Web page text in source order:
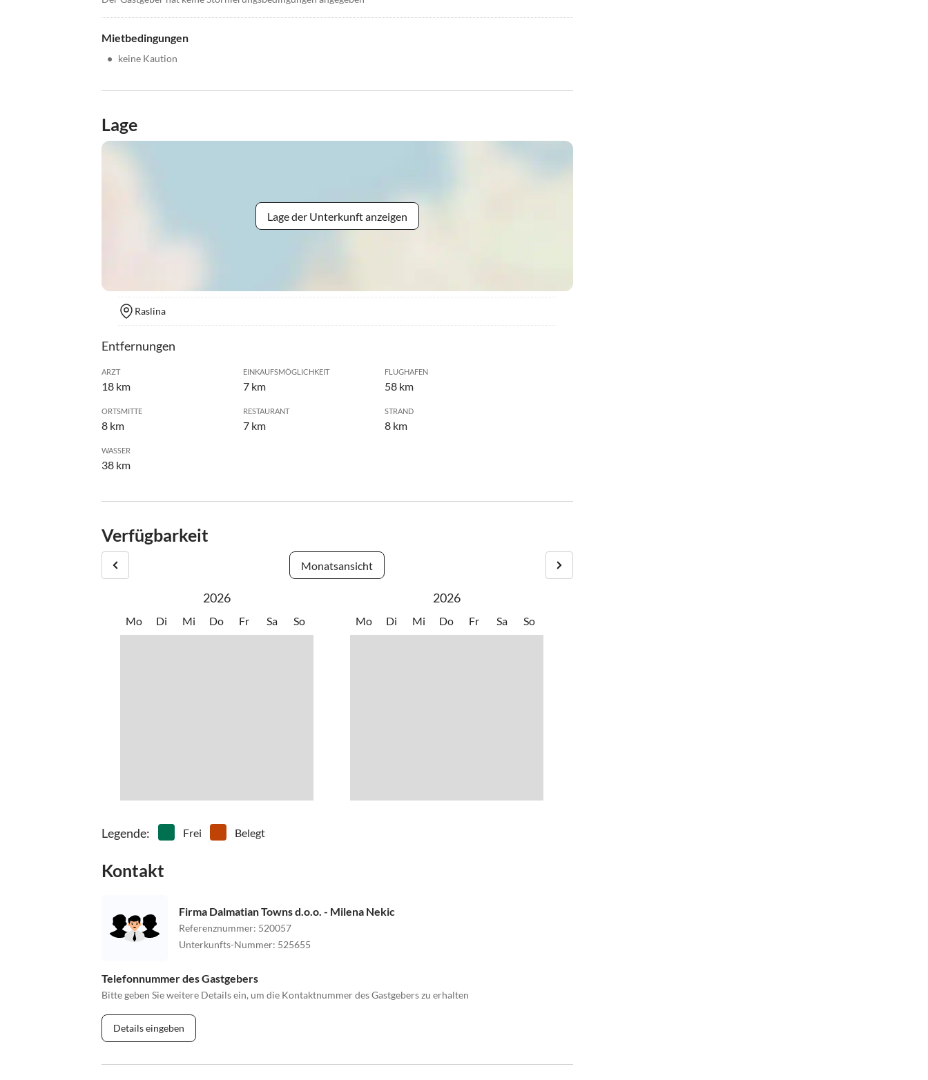
Mietbedingungen
• keine Kaution
Lage
Lage der Unterkunft anzeigen
Raslina
Entfernungen
ARZT
18 km
EINKAUFSMÖGLICHKEIT
7 km
FLUGHAFEN
58 km
ORTSMITTE
8 km
RESTAURANT
7 km
STRAND
8 km
WASSER
38 km
Verfügbarkeit
Monatsansicht
2026
Mo Di Mi Do Fr Sa So
2026
Mo Di Mi Do Fr Sa So
Legende: Frei Belegt
Kontakt
Firma Dalmatian Towns d.o.o. - Milena Nekic
Referenznummer: 520057
Unterkunfts-Nummer: 525655
Telefonnummer des Gastgebers
Bitte geben Sie weitere Details ein, um die Kontaktnummer des Gastgebers zu erhalten
Details eingeben